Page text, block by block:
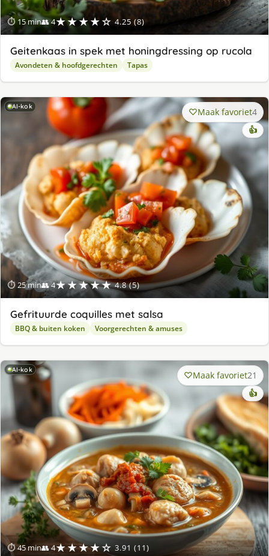
⏱ 15 min👥 4★★★★☆ 4.25 (8)
Geitenkaas in spek met honingdressing op rucola
Avondeten & hoofdgerechten Tapas
AI-kok
⏱ 25 min👥 4★★★★★ 4.8 (5)
Maak favoriet4
👍
Gefrituurde coquilles met salsa
BBQ & buiten koken Voorgerechten & amuses
AI-kok
⏱ 45 min👥 4★★★★☆ 3.91 (11)
Maak favoriet21
👍